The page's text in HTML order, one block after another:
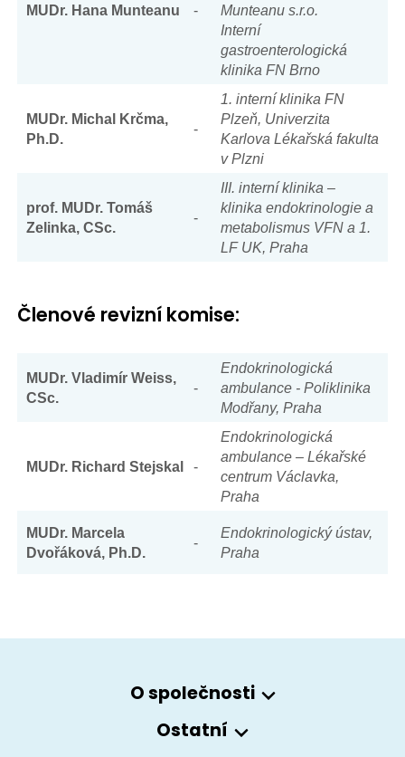
MUDr. Hana Munteanu -
Munteanu s.r.o.
Interní
gastroenterologická
klinika FN Brno
MUDr. Michal Krčma,
Ph.D.
-
1. interní klinika FN
Plzeň, Univerzita
Karlova Lékařská fakulta
v Plzni
prof. MUDr. Tomáš
Zelinka, CSc.
-
III. interní klinika –
klinika endokrinologie a
metabolismus VFN a 1.
LF UK, Praha
Členové revizní komise:
MUDr. Vladimír Weiss,
CSc.
-
Endokrinologická
ambulance - Poliklinika
Modřany, Praha
MUDr. Richard Stejskal -
Endokrinologická
ambulance – Lékařské
centrum Václavka,
Praha
MUDr. Marcela
Dvořáková, Ph.D.
-
Endokrinologický ústav,
Praha
O společnosti
Ostatní